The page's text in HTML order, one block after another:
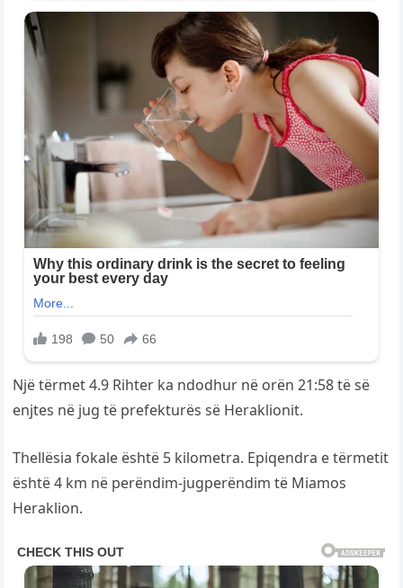
Një tërmet 4.9 Rihter ka ndodhur në orën 21:58 të së
enjtes në jug të prefekturës së Heraklionit.
Thellësia fokale është 5 kilometra. Epiqendra e tërmetit
është 4 km në perëndim-jugperëndim të Miamos
Heraklion.